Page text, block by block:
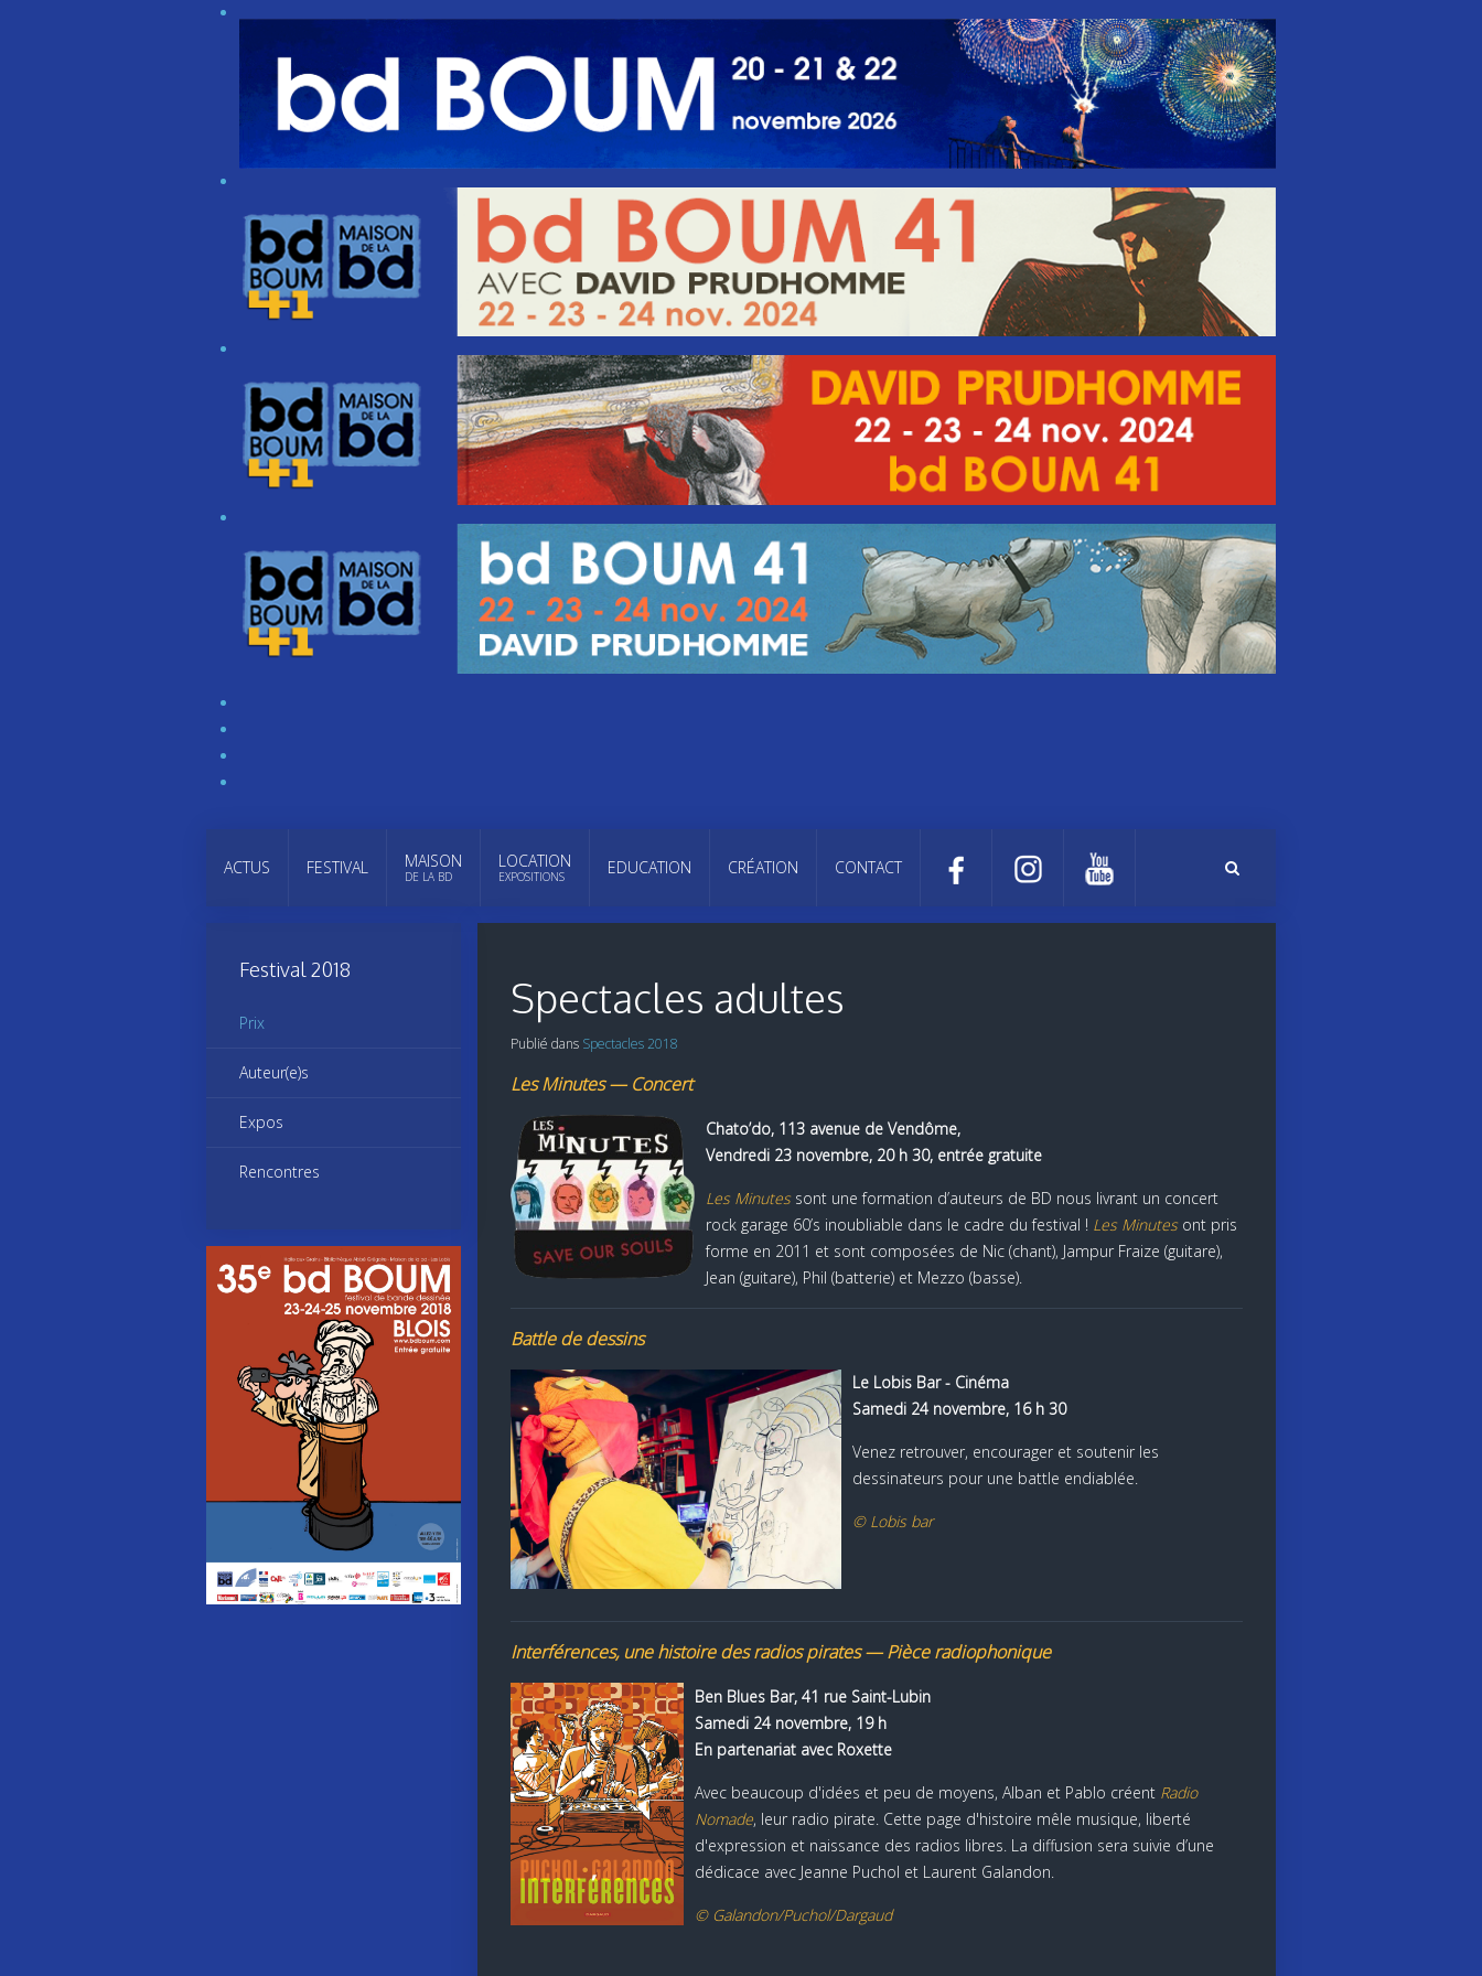
ACTUS FESTIVAL MAISON
DE LA BD
LOCATION
EXPOSITIONS EDUCATION CRÉATION CONTACT
Spectacles adultes
Publié dans Spectacles 2018
Les Minutes — Concert
Chato’do, 113 avenue de Vendôme,
Vendredi 23 novembre, 20 h 30, entrée gratuite
Les Minutessont une formation d’auteurs de BD nous livrant un concert
rock garage 60’s inoubliable dans le cadre du festival ! Les Minutesont pris
forme en 2011 et sont composées de Nic (chant), Jampur Fraize (guitare),
Jean (guitare), Phil (batterie) et Mezzo (basse).
Battle de dessins
Le Lobis Bar - Cinéma
Samedi 24 novembre, 16 h 30
Venez retrouver, encourager et soutenir les
dessinateurs pour une battle endiablée.
© Lobis bar
Interférences, une histoire des radios pirates — Pièce radiophonique
Ben Blues Bar, 41 rue Saint-Lubin
Samedi 24 novembre, 19 h
En partenariat avec Roxette
Avec beaucoup d'idées et peu de moyens, Alban et Pablo créent Radio
Nomade, leur radio pirate. Cette page d'histoire mêle musique, liberté
d'expression et naissance des radios libres. La diffusion sera suivie d’une
dédicace avec Jeanne Puchol et Laurent Galandon.
© Galandon/Puchol/Dargaud
Festival 2018
Prix
Auteur(e)s
Expos
Rencontres